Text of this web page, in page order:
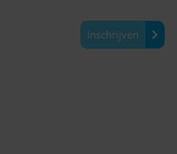
Inschrijven